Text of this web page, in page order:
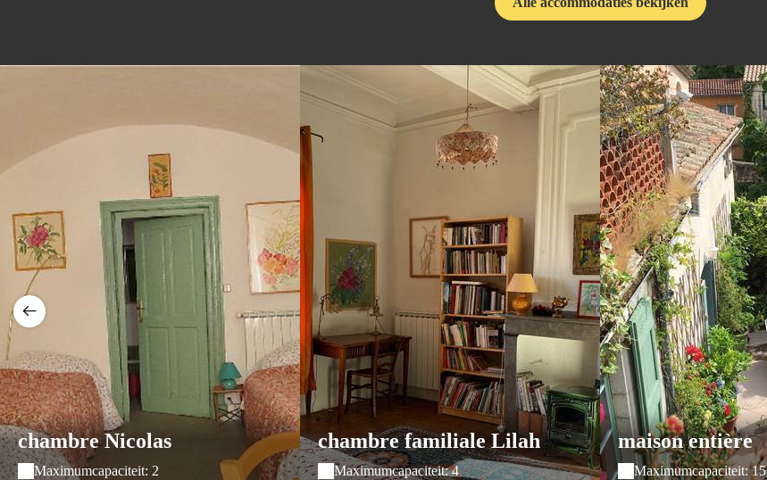
chambre Nicolas
Maximumcapaciteit: 2
chambre familiale Lilah
Maximumcapaciteit: 4
maison entière
Maximumcapaciteit: 15